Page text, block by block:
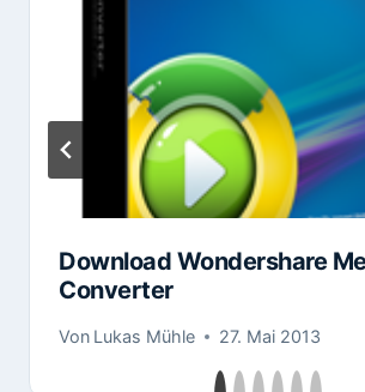
Download Wondershare
Converter
Von Lukas Mühle 27. Mai 2013